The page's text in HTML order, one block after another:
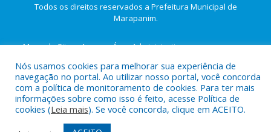
Todos os direitos reservados a Prefeitura Municipal de
Marapanim.
Mapa do Site
Acessar Área Administrativa
Nós usamos cookies para melhorar sua experiência de
navegação no portal. Ao utilizar nosso portal, você concorda
com a política de monitoramento de cookies. Para ter mais
informações sobre como isso é feito, acesse Política de
cookies (Leia mais). Se você concorda, clique em ACEITO.